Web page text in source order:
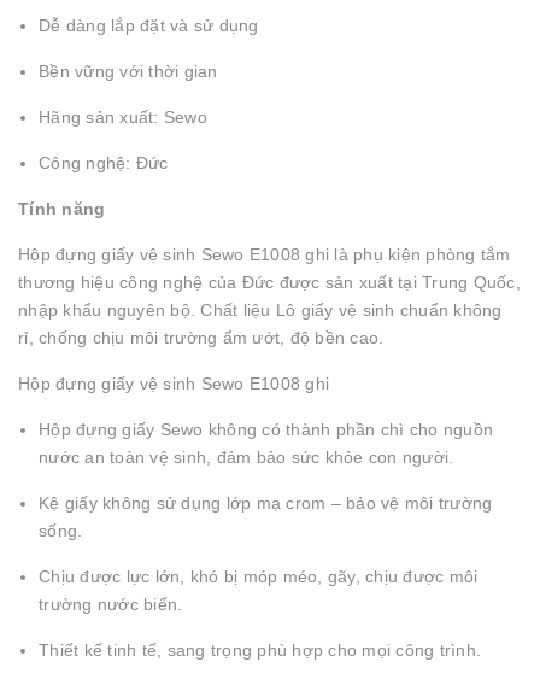
Dễ dàng lắp đặt và sử dụng
Bền vững với thời gian
Hãng sản xuất: Sewo
Công nghệ: Đức
Tính năng
Hộp đựng giấy vệ sinh Sewo E1008 ghi là phụ kiện phòng tắm
thương hiệu công nghệ của Đức được sản xuất tại Trung Quốc,
nhập khẩu nguyên bộ. Chất liệu Lô giấy vệ sinh chuẩn không
rỉ, chống chịu môi trường ẩm ướt, độ bền cao.
Hộp đựng giấy vệ sinh Sewo E1008 ghi
Hộp đựng giấy Sewo không có thành phần chì cho nguồn
nước an toàn vệ sinh, đảm bảo sức khỏe con người.
Kệ giấy không sử dụng lớp mạ crom – bảo vệ môi trường
sống.
Chịu được lực lớn, khó bị móp méo, gãy, chịu được môi
trường nước biển.
Thiết kế tinh tế, sang trọng phù hợp cho mọi công trình.